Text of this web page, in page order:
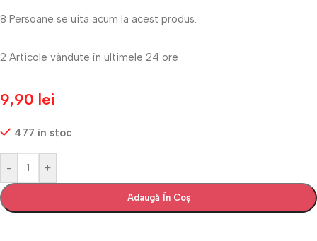
8 Persoane se uita acum la acest produs.
2 Articole vândute în ultimele 24 ore
9,90 lei
477 în stoc
- +
Adaugă În Coș